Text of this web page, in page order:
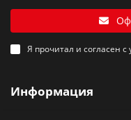
Я прочитал и согласен с
Информация